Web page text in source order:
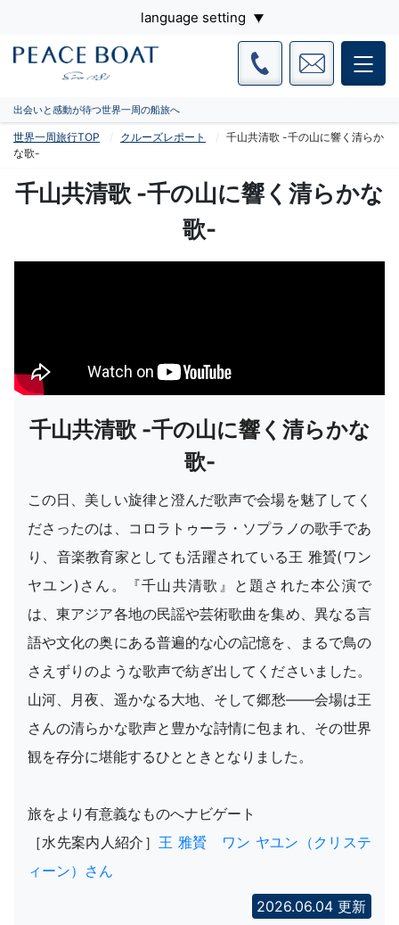
language setting
出会いと感動が待つ世界一周の船旅へ
世界一周旅行TOP クルーズレポート
千山共清歌 -千の山に響く清らか
な歌-
千山共清歌 -千の山に響く清らかな
歌-
千山共清歌 -千の山に響く清らかな
歌-
この日、美しい旋律と澄んだ歌声で会場を魅了してく
ださったのは、コロラトゥーラ・ソプラノの歌手であ
り、音楽教育家としても活躍されている王 雅贇(ワン
ヤユン)さん。『千山共清歌』と題された本公演で
は、東アジア各地の民謡や芸術歌曲を集め、異なる言
語や文化の奥にある普遍的な心の記憶を、まるで鳥の
さえずりのような歌声で紡ぎ出してくださいました。
山河、月夜、遥かなる大地、そして郷愁――会場は王
さんの清らかな歌声と豊かな詩情に包まれ、その世界
観を存分に堪能するひとときとなりました。
旅をより有意義なものへナビゲート
［水先案内人紹介］ 王 雅贇 ワン ヤユン（クリステ
ィーン）さん
2026.06.04 更新